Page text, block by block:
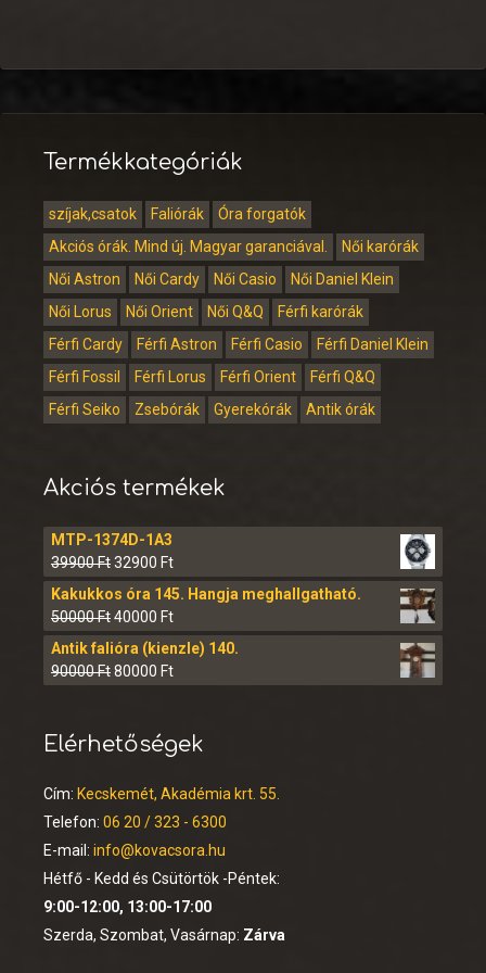
Termékkategóriák
szíjak,csatok Faliórák
Óra forgatók
Akciós órák. Mind új. Magyar garanciával.
Női karórák
Női Astron
Női Cardy Női Casio
Női Daniel Klein
Női Lorus
Női Orient Női Q&Q
Férfi karórák
Férfi Cardy
Férfi Astron Férfi Casio
Férfi Daniel Klein
Férfi Fossil
Férfi Lorus Férfi Orient
Férfi Q&Q
Férfi Seiko
Zsebórák Gyerekórák Antik órák
Akciós termékek
MTP-1374D-1A3
39900Ft32900 Ft
Kakukkos óra 145. Hangja meghallgatható.
50000Ft40000 Ft
Antik falióra (kienzle) 140.
90000Ft80000 Ft
Elérhetőségek
Cím: Kecskemét, Akadémia krt. 55.
Telefon: 06 20 / 323 - 6300
E-mail: info@kovacsora.hu
Hétfő - Kedd és Csütörtök -Péntek:
9:00-12:00, 13:00-17:00
Szerda, Szombat, Vasárnap: Zárva